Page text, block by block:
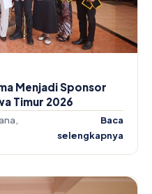
Menjadi Sponsor
Timur 2026
Baca
selengkapnya